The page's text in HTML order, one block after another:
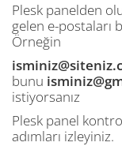
Plesk panelden
gelen e-postaları
Örneğin
bunu
istiyorsanız
Plesk panel
adımları izleyiniz.